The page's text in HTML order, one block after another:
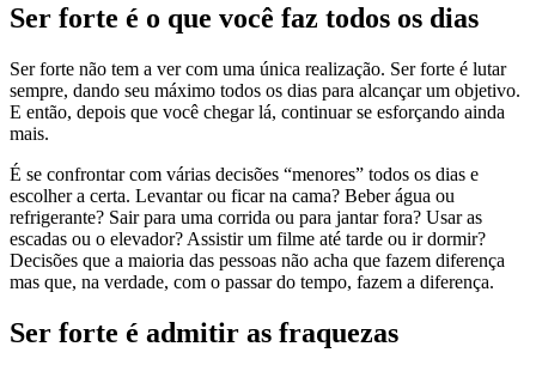
Ser forte é o que você faz todos os dias
Ser forte não tem a ver com uma única realização. Ser forte é lutar
sempre, dando seu máximo todos os dias para alcançar um objetivo.
E então, depois que você chegar lá, continuar se esforçando ainda
mais.
É se confrontar com várias decisões “menores” todos os dias e
escolher a certa. Levantar ou ficar na cama? Beber água ou
refrigerante? Sair para uma corrida ou para jantar fora? Usar as
escadas ou o elevador? Assistir um filme até tarde ou ir dormir?
Decisões que a maioria das pessoas não acha que fazem diferença
mas que, na verdade, com o passar do tempo, fazem a diferença.
Ser forte é admitir as fraquezas